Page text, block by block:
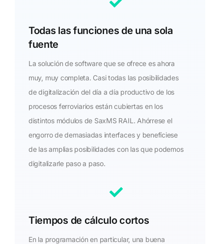
Todas las funciones de una sola
fuente
La solución de software que se ofrece es ahora
muy, muy completa. Casi todas las posibilidades
de digitalización del día a día productivo de los
procesos ferroviarios están cubiertas en los
distintos módulos de SaxMS RAIL. Ahórrese el
engorro de demasiadas interfaces y benefíciese
de las amplias posibilidades con las que podemos
digitalizarle paso a paso.
Tiempos de cálculo cortos
En la programación en particular, una buena